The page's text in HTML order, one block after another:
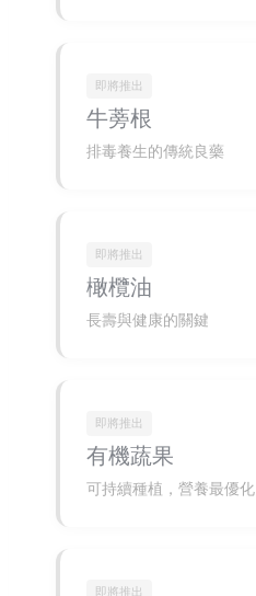
即將推出
牛蒡根
排毒養生的傳統良藥
即將推出
橄欖油
長壽與健康的關鍵
即將推出
有機蔬果
可持續種植，營養最優化
即將推出